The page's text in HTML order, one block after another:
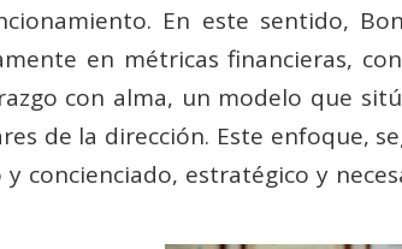
En este sentido,
en métricas financieras,
con alma, un modelo que
de la dirección. Este enfoque,
concienciado, estratégico y